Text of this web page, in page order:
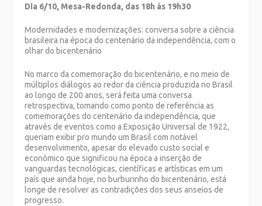
Dia 6/10, Mesa-Redonda, das 18h às 19h30
Modernidades e modernizações: conversa sobre a ciência
brasileira na época do centenário da independência, com o
olhar do bicentenário
No marco da comemoração do bicentenário, e no meio de
múltiplos diálogos ao redor da ciência produzida no Brasil
ao longo de 200 anos, será feita uma conversa
retrospectiva, tomando como ponto de referência as
comemorações do centenário da independência, que
através de eventos como a Exposição Universal de 1922,
queriam exibir pro mundo um Brasil com notável
desenvolvimento, apesar do elevado custo social e
econômico que significou na época a inserção de
vanguardas tecnológicas, científicas e artísticas em um
país que ainda hoje, no burburinho do bicentenário, está
longe de resolver as contradições dos seus anseios de
progresso.